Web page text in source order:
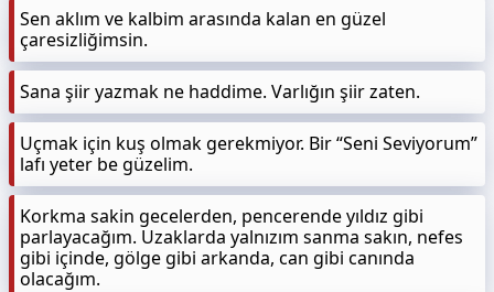
Sen aklım ve kalbim arasında kalan en güzel
çaresizliğimsin.
Sana şiir yazmak ne haddime. Varlığın şiir zaten.
Uçmak için kuş olmak gerekmiyor. Bir “Seni Seviyorum”
lafı yeter be güzelim.
Korkma sakin gecelerden, pencerende yıldız gibi
parlayacağım. Uzaklarda yalnızım sanma sakın, nefes
gibi içinde, gölge gibi arkanda, can gibi canında
olacağım.